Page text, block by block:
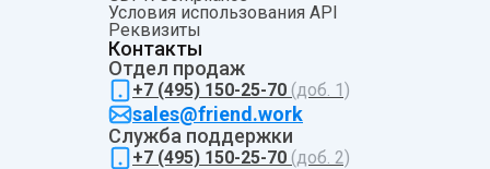
Условия использования API
Pеквизиты
Контакты
Отдел продаж
+7 (495) 150-25-70 (доб. 1)
sales@friend.work
Служба поддержки
+7 (495) 150-25-70 (доб. 2)